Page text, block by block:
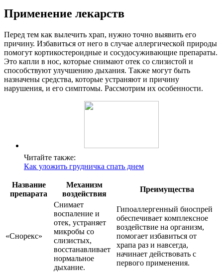
Применение лекарств
Перед тем как вылечить храп, нужно точно выявить его
причину. Избавиться от него в случае аллергической природы
помогут кортикостероидные и сосудосуживающие препараты.
Это капли в нос, которые снимают отек со слизистой и
способствуют улучшению дыхания. Также могут быть
назначены средства, которые устраняют и причину
нарушения, и его симптомы. Рассмотрим их особенности.
Читайте также:
Как уложить грудничка спать днем
Название
препарата
Механизм
воздействия
Преимущества
«Снорекс»
Снимает
воспаление и
отек, устраняет
микробы со
слизистых,
восстанавливает
нормальное
дыхание.
Гипоаллергенный биоспрей
обеспечивает комплексное
воздействие на организм,
помогает избавиться от
храпа раз и навсегда,
начинает действовать с
первого применения.